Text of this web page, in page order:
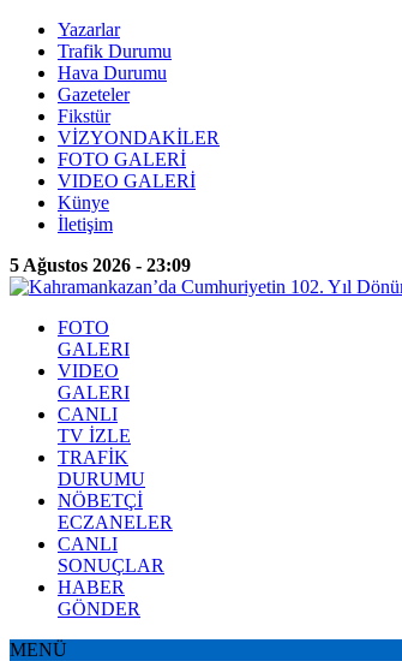
Yazarlar
Trafik Durumu
Hava Durumu
Gazeteler
Fikstür
VİZYONDAKİLER
FOTO GALERİ
VIDEO GALERİ
Künye
İletişim
5 Ağustos 2026 - 23:09
FOTO
GALERI
VIDEO
GALERI
CANLI
TV İZLE
TRAFİK
DURUMU
NÖBETÇİ
ECZANELER
CANLI
SONUÇLAR
HABER
GÖNDER
MENÜ